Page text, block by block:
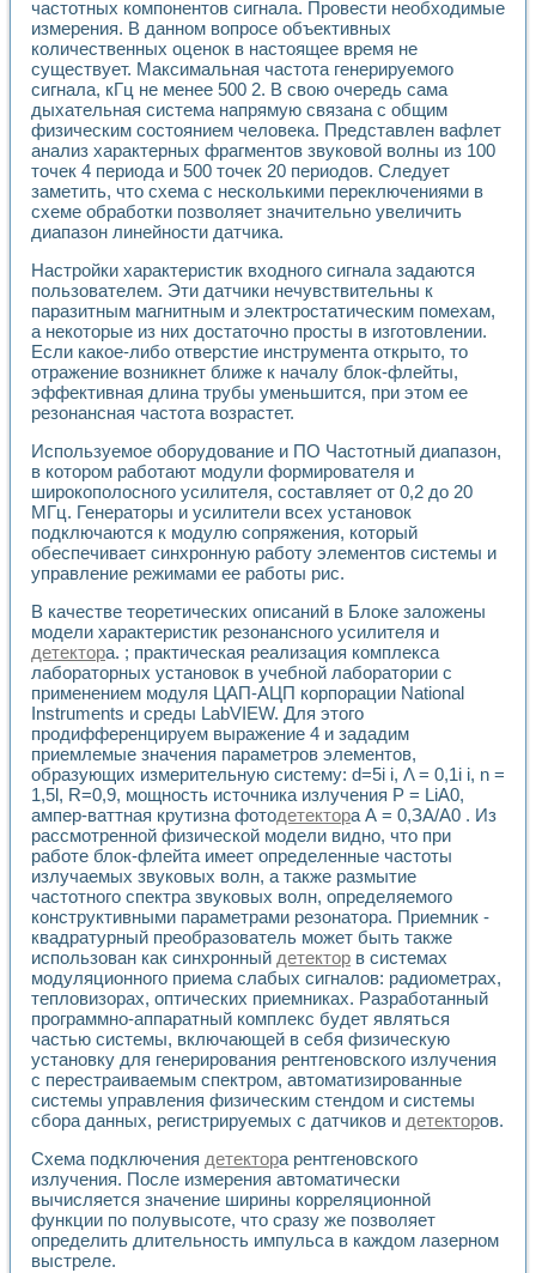
Применение LabVIEW для исследования течения в
Создание виртуальной работы «Изучение магнитных
Обратный маятник
Устройство для изучения основ интерфейсов обмена по
Лабораторный практикум: изучение адиабатического
Стенд для исследования электрических переходных
Система статистической обработки результатов
Автоматизация лазерно-плазменных измерений с
Модельно-измерительный комплекс. Назначение. Состав.
Использование технологий NATIONAL INSTRUMENTS
Учебный практикум "Спектральный и корреляционный
Учебный стенд для исследования принципа действия
Оборудование и программное обеспечение учебных
Виртуальный лабораторный практикум для изучения
Управление роботом ТУР-10 средствами LabVIEW
Аппаратно-программный комплекс для исследования
Автоматизированный дистанционный лабораторный
Исследование возможности реставрации одномерных
Использование технологий NATIONAL INSTRUMENTS в
Разработка модификаций алгоритма полигармонической
Учебный стенд для исследования принципа действия
Виртуальная система поддержки принимаемых решений в
Преемственность дисциплин «Моделирование систем» и
Универсальный стенд для исследования электрических
Лабораторные практикумы по информационно-
Виртуальный измеритель частотных характеристик на
Лабораторный практикум по основам теории Коммутации
Разработка виртуальной лабораторной работы
Виртуальные практикумы по электротехнике в среде
Из опыта внедрения в рамках национального проекта
Исследование эффективности решателей
Опыт разработки LabVIEW лабораторных практикумов
Проблемы повышения качества образования и
Развитие LabVIEW лабораторного практикума по
Разработка виртуальной лаборатории по электротехнике
Усовершенствованные алгоритмы частотного анализа
Об опыте работы учебного центра «Технологии
Технологии NI в магистерской программе «Прикладная
Система диагностики двигателей постоянного тока
Автоматизированный стенд формирования
Лабораторный практикум по курсу ИИС на базе
Партнеры
Академические и отраслевые институты
Учебные заведения
Бизнес
Контакты
частотных компонентов сигнала. Провести необходимые
измерения. В данном вопросе объективных
количественных оценок в настоящее время не
существует. Максимальная частота генерируемого
сигнала, кГц не менее 500 2. В свою очередь сама
дыхательная система напрямую связана с общим
физическим состоянием человека. Представлен вафлет
анализ характерных фрагментов звуковой волны из 100
точек 4 периода и 500 точек 20 периодов. Следует
заметить, что схема с несколькими переключениями в
схеме обработки позволяет значительно увеличить
диапазон линейности датчика.
Настройки характеристик входного сигнала задаются
пользователем. Эти датчики нечувствительны к
паразитным магнитным и электростатическим помехам,
а некоторые из них достаточно просты в изготовлении.
Если какое-либо отверстие инструмента открыто, то
отражение возникнет ближе к началу блок-флейты,
эффективная длина трубы уменьшится, при этом ее
резонансная частота возрастет.
Используемое оборудование и ПО Частотный диапазон,
в котором работают модули формирователя и
широкополосного усилителя, составляет от 0,2 до 20
МГц. Генераторы и усилители всех установок
подключаются к модулю сопряжения, который
обеспечивает синхронную работу элементов системы и
управление режимами ее работы рис.
В качестве теоретических описаний в Блоке заложены
модели характеристик резонансного усилителя и
детектора. ; практическая реализация комплекса
лабораторных установок в учебной лаборатории с
применением модуля ЦАП-АЦП корпорации National
Instruments и среды LabVIEW. Для этого
продифференцируем выражение 4 и зададим
приемлемые значения параметров элементов,
образующих измерительную систему: d=5i i, Λ = 0,1i i, n =
1,5l, R=0,9, мощность источника излучения Р = LiA0,
ампер-ваттная крутизна фотодетектора А = 0,ЗА/А0 . Из
рассмотренной физической модели видно, что при
работе блок-флейта имеет определенные частоты
излучаемых звуковых волн, а также размытие
частотного спектра звуковых волн, определяемого
конструктивными параметрами резонатора. Приемник -
квадратурный преобразователь может быть также
использован как синхронный детектор в системах
модуляционного приема слабых сигналов: радиометрах,
тепловизорах, оптических приемниках. Разработанный
программно-аппаратный комплекс будет являться
частью системы, включающей в себя физическую
установку для генерирования рентгеновского излучения
с перестраиваемым спектром, автоматизированные
системы управления физическим стендом и системы
сбора данных, регистрируемых с датчиков и детекторов.
Схема подключения детектора рентгеновского
излучения. После измерения автоматически
вычисляется значение ширины корреляционной
функции по полувысоте, что сразу же позволяет
определить длительность импульса в каждом лазерном
выстреле.